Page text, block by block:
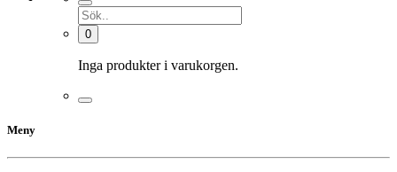
0
Inga produkter i varukorgen.
Meny